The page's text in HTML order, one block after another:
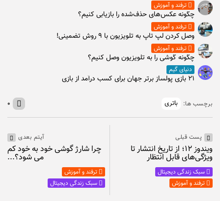
ترفند و آموزش
چگونه عکس‌های حذف‌شده را بازیابی کنیم؟
ترفند و آموزش
وصل كردن لپ تاپ به تلويزيون با ۹ روش تضمینی!
ترفند و آموزش
چگونه گوشی را به تلویزیون وصل کنیم؟
دنیای گیم
۲۱ بازی پولساز برتر جهان برای کسب درآمد از بازی
برچسب ها: باتری ۰
پست قبلی
ویندوز ۱۲؛ از تاریخ انتشار تا
ویژگی‌های قابل انتظار
سبک زندگی دیجیتال
ترفند و آموزش
آیتم بعدی
چرا شارژ گوشی خود به خود کم
می شود؟...
ترفند و آموزش
سبک زندگی دیجیتال